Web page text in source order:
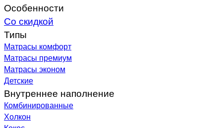
Особенности
Со скидкой
Типы
Матрасы комфорт
Матрасы премиум
Матрасы эконом
Детские
Внутреннее наполнение
Комбинированные
Холкон